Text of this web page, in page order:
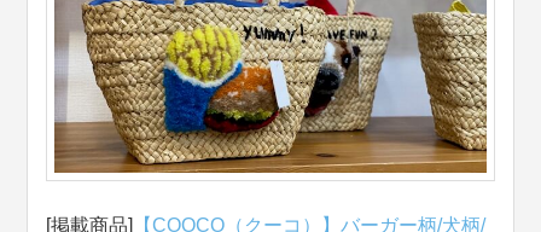
[掲載商品]
【COOCO（クーコ）】バーガー柄/犬柄/